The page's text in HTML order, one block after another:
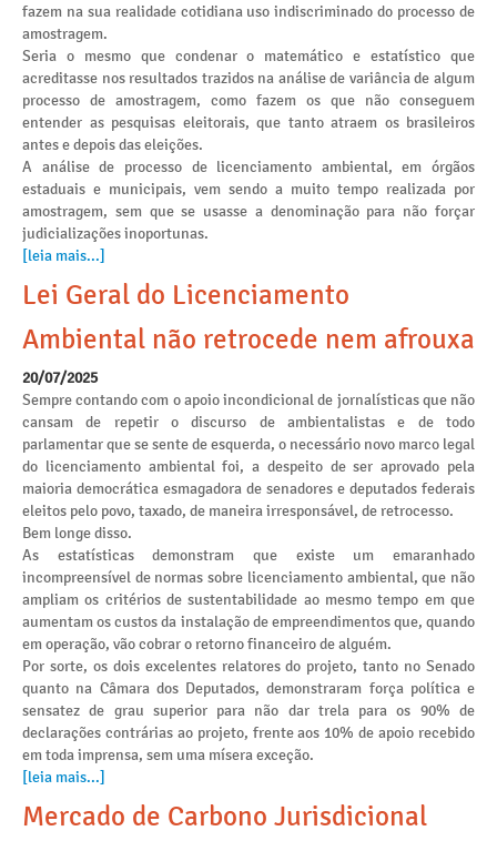
fazem na sua realidade cotidiana uso indiscriminado do processo de
amostragem.
Seria o mesmo que condenar o matemático e estatístico que
acreditasse nos resultados trazidos na análise de variância de algum
processo de amostragem, como fazem os que não conseguem
entender as pesquisas eleitorais, que tanto atraem os brasileiros
antes e depois das eleições.
A análise de processo de licenciamento ambiental, em órgãos
estaduais e municipais, vem sendo a muito tempo realizada por
amostragem, sem que se usasse a denominação para não forçar
judicializações inoportunas.
[leia mais...]
Lei Geral do Licenciamento
Ambiental não retrocede nem afrouxa
20/07/2025
Sempre contando com o apoio incondicional de jornalísticas que não
cansam de repetir o discurso de ambientalistas e de todo
parlamentar que se sente de esquerda, o necessário novo marco legal
do licenciamento ambiental foi, a despeito de ser aprovado pela
maioria democrática esmagadora de senadores e deputados federais
eleitos pelo povo, taxado, de maneira irresponsável, de retrocesso.
Bem longe disso.
As estatísticas demonstram que existe um emaranhado
incompreensível de normas sobre licenciamento ambiental, que não
ampliam os critérios de sustentabilidade ao mesmo tempo em que
aumentam os custos da instalação de empreendimentos que, quando
em operação, vão cobrar o retorno financeiro de alguém.
Por sorte, os dois excelentes relatores do projeto, tanto no Senado
quanto na Câmara dos Deputados, demonstraram força política e
sensatez de grau superior para não dar trela para os 90% de
declarações contrárias ao projeto, frente aos 10% de apoio recebido
em toda imprensa, sem uma mísera exceção.
[leia mais...]
Mercado de Carbono Jurisdicional